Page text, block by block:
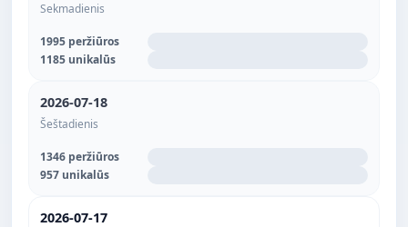
Sekmadienis
1995 peržiūros
1185 unikalūs
2026-07-18
Šeštadienis
1346 peržiūros
957 unikalūs
2026-07-17